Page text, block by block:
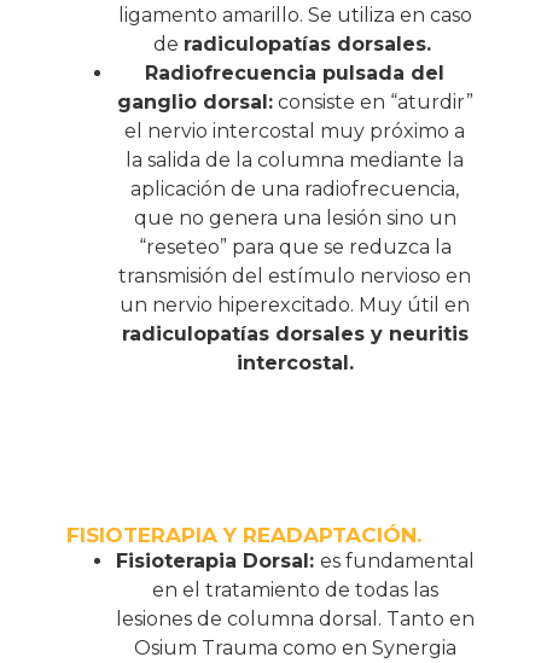
ligamento amarillo. Se utiliza en caso
de radiculopatías dorsales.
Radiofrecuencia pulsada del
ganglio dorsal:consiste en “aturdir”
el nervio intercostal muy próximo a
la salida de la columna mediante la
aplicación de una radiofrecuencia,
que no genera una lesión sino un
“reseteo” para que se reduzca la
transmisión del estímulo nervioso en
un nervio hiperexcitado. Muy útil en
radiculopatías dorsales y neuritis
intercostal.
FISIOTERAPIA Y READAPTACIÓN.
Fisioterapia Dorsal: es fundamental
en el tratamiento de todas las
lesiones de columna dorsal. Tanto en
Osium Trauma como en Synergia